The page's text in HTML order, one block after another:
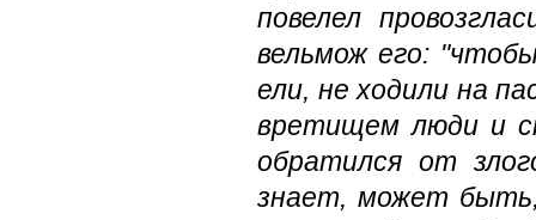
повелел
вельмож его:
ели, не ходили на
вретищем люди и
обратился от
знает, может